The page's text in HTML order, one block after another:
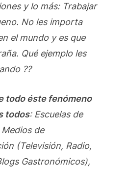
y lo más: Trabajar
No les importa
el mundo y es que
Qué ejemplo les
??
todo éste fenómeno
todos: Escuelas de
de
(Televisión, Radio,
Gastronómicos),